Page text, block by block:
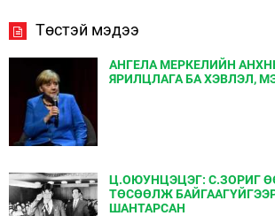
Төстэй мэдээ
АНГЕЛА МЕРКЕЛИЙН
ЯРИЛЦЛАГА БА ХЭВЛЭЛ,
Ц.ОЮУНЦЭЦЭГ: С.ЗОРИГ
ТӨСӨӨЛЖ
ШАНТАРСАН